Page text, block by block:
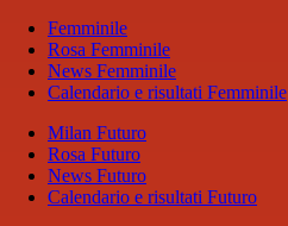
Femminile
Rosa Femminile
News Femminile
Calendario e risultati Femminile
Milan Futuro
Rosa Futuro
News Futuro
Calendario e risultati Futuro